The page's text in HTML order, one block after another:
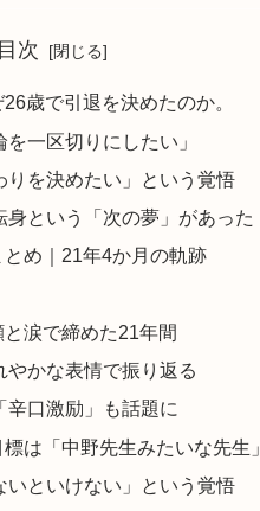
目次
歳で引退を決めたのか。
一区切りにしたい」
を決めたい」という覚悟
という「次の夢」があった
め｜21年4か月の軌跡
涙で締めた21年間
やかな表情で振り返る
辛口激励」も話題に
は「中野先生みたいな先生」
いといけない」という覚悟